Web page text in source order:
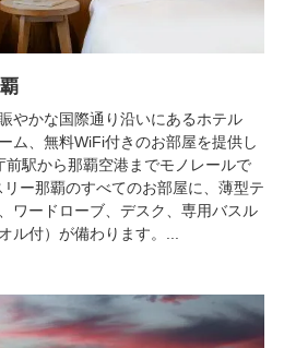
やかな国際通り沿いにあるホテル
ム、無料WiFi付きのお部屋を提供し
駅から那覇空港までモノレールで
ー那覇のすべてのお部屋に、薄型テ
ワードローブ、デスク、専用バスル
ル付）が備わります。...